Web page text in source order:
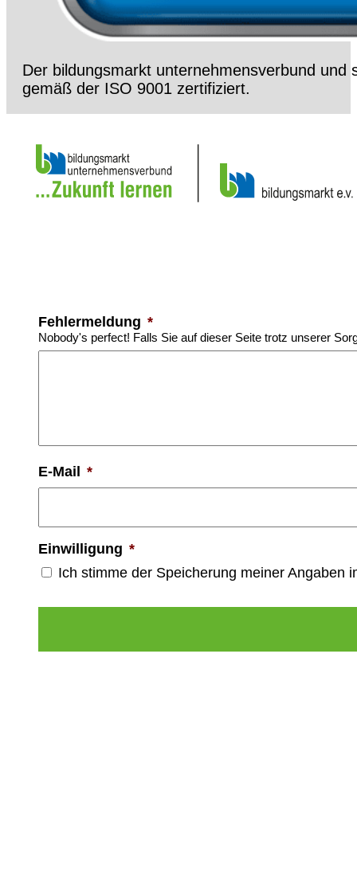
Der bildungsmarkt unternehmensverbund und
gemäß der ISO 9001 zertifiziert.
Fehlermeldung *
Nobody's perfect! Falls Sie auf dieser Seite trotz unserer
E-Mail *
Einwilligung *
Ich stimme der Speicherung meiner Angaben